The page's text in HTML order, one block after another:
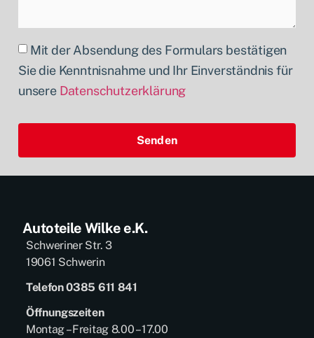
Mit der Absendung des Formulars bestätigen
Sie die Kenntnisnahme und Ihr Einverständnis für
unsere Datenschutzerklärung
Senden
Autoteile Wilke e.K.
Schweriner Str. 3
19061 Schwerin
Telefon 0385 611 841
Öffnungszeiten
Montag – Freitag 8.00 – 17.00